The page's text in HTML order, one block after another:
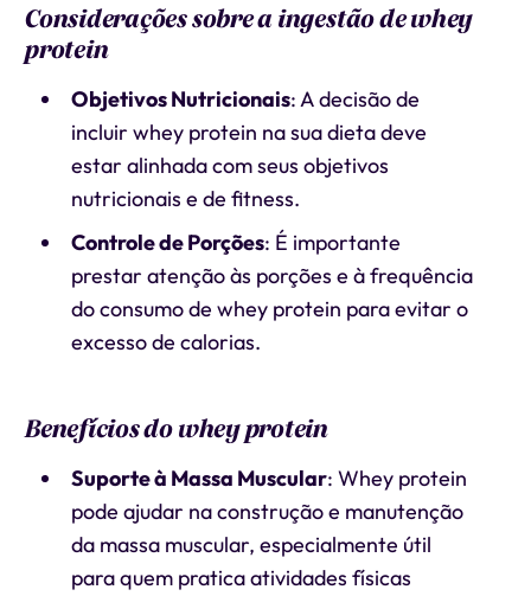
Considerações sobre a ingestão de whey
protein
Objetivos Nutricionais: A decisão de
incluir whey protein na sua dieta deve
estar alinhada com seus objetivos
nutricionais e de fitness.
Controle de Porções: É importante
prestar atenção às porções e à frequência
do consumo de whey protein para evitar o
excesso de calorias.
Benefícios do whey protein
Suporte à Massa Muscular: Whey protein
pode ajudar na construção e manutenção
da massa muscular, especialmente útil
para quem pratica atividades físicas